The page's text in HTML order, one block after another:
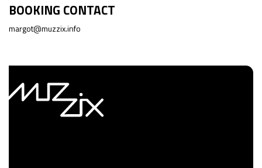
BOOKING CONTACT
margot@muzzix.info